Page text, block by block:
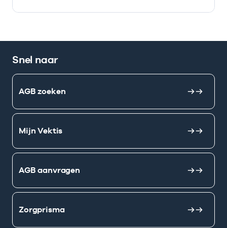
Snel naar
AGB zoeken
Mijn Vektis
AGB aanvragen
Zorgprisma